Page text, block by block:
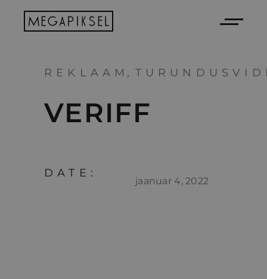
REKLAAM
VERIFF
DATE:
jaanuar 4, 2022